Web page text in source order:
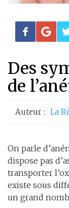
Des
de
Auteur : La
On parle
dispose pas
transporter
existe sous
un grand